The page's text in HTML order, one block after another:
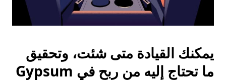
يمكنك القيادة متى شئت، وتحقيق
ما تحتاج إليه من ربح في Gypsum